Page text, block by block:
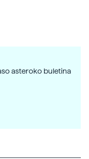
asteroko buletina